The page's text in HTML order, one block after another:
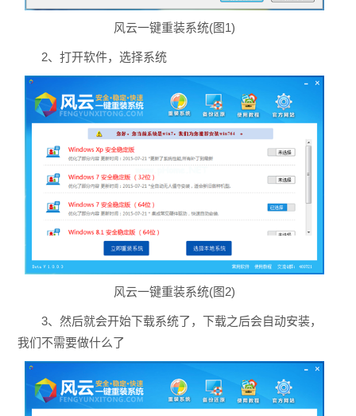
风云一键重装系统(图1)
2、打开软件，选择系统
风云一键重装系统(图2)
3、然后就会开始下载系统了，下载之后会自动安装，
我们不需要做什么了